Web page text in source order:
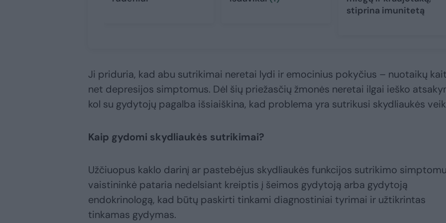
stiprina imunitetą
Ji priduria, kad abu sutrikimai neretai lydi ir emocinius pokyčius – nuotaikų
net depresijos simptomus. Dėl šių priežasčių žmonės neretai ilgai ieško
kol su gydytojų pagalba išsiaiškina, kad problema yra sutrikusi skydliaukės
Kaip gydomi skydliaukės sutrikimai?
Užčiuopus kaklo darinį ar pastebėjus skydliaukės funkcijos sutrikimo
vaistininkė pataria nedelsiant kreiptis į šeimos gydytoją arba gydytoją
endokrinologą, kad būtų paskirti tinkami diagnostiniai tyrimai ir užtikrintas
tinkamas gydymas.